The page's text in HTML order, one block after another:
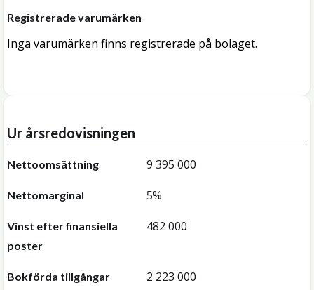
Registrerade varumärken
Inga varumärken finns registrerade på bolaget.
Ur årsredovisningen
Nettoomsättning 9 395 000
Nettomarginal 5%
Vinst efter finansiella
poster
482 000
Bokförda tillgångar 2 223 000